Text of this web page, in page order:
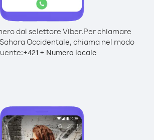
dal selettore Viber.Per chiamare
Occidentale, chiama nel modo
+421+ Numero locale